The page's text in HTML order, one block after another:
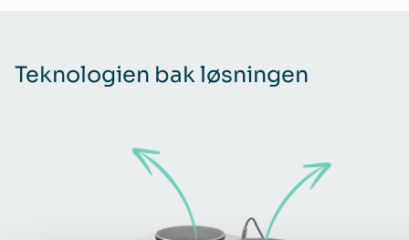
Teknologien bak løsningen